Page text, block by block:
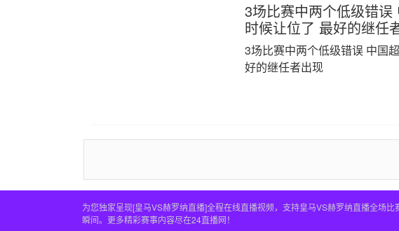
3场比赛中两个低级错
时候让位了 最好的继任
3场比赛中两个低级错误 中国
好的继任者出现
为您独家呈现[皇马VS赫罗纳直播]全程在线直播视频，支持皇马VS赫罗纳直播全场
瞬间。更多精彩赛事内容尽在24直播网！